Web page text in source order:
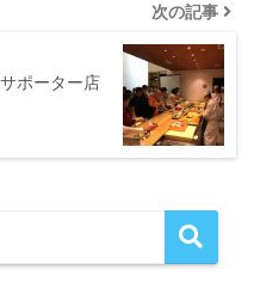
次の記事
ポーター店